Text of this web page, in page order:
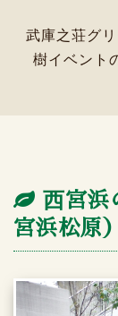
武庫之荘グ
樹イベント
⻄宮浜
宮浜松原